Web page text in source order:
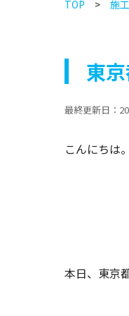
TOP 施
東
最終更新日：
こんにちは
本日、東京